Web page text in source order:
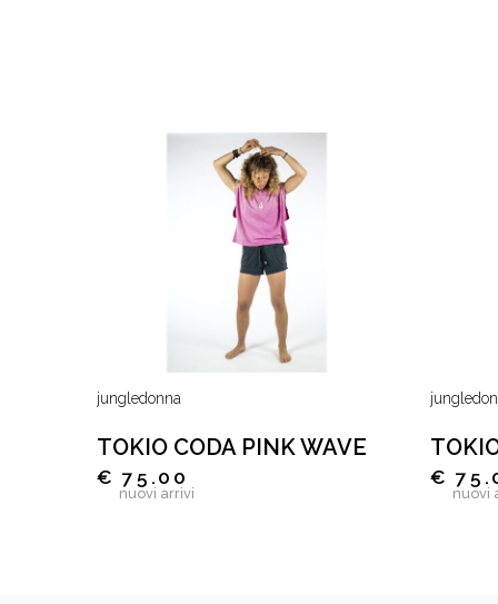
nuovi arrivi
jungledonna
TOKIO CODA PINK WAVE
€ 75.00
nuovi
€